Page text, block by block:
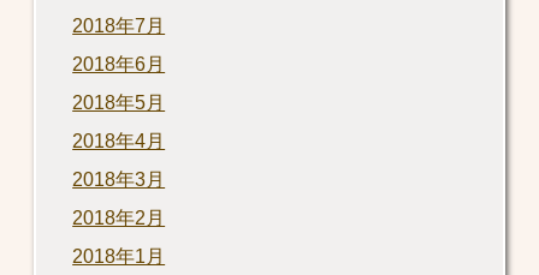
2018年7月
2018年6月
2018年5月
2018年4月
2018年3月
2018年2月
2018年1月